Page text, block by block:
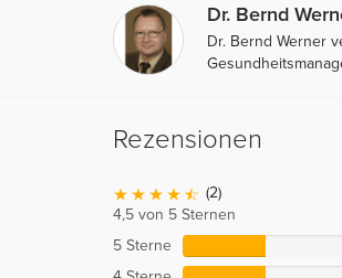
Dr. Bernd
Dr. Bernd Werner
Rezensionen
(2)
4,5 von 5 Sternen
5 Sterne